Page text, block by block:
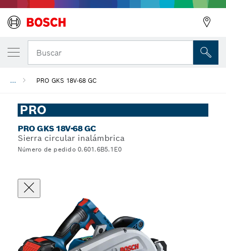
Buscar
... PRO GKS 18V-68 GC
PRO
PRO GKS 18V-68 GC
Sierra circular inalámbrica
Número de pedido 0.601.6B5.1E0